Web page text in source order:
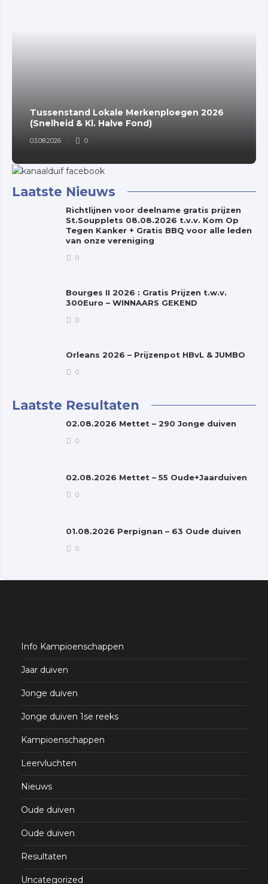
Tussenstand Lokale Merkenploegen 2026
(Snelheid & Kl. Halve Fond)
03.08.2026 0
Laatste Nieuws
Richtlijnen voor deelname gratis prijzen
St.Soupplets 08.08.2026 t.v.v. Kom Op
Tegen Kanker + Gratis BBQ voor alle leden
van onze vereniging
0
Bourges II 2026 : Gratis Prijzen t.w.v.
300Euro – WINNAARS GEKEND
0
Orleans 2026 – Prijzenpot HBvL & JUMBO
0
Laatste Resultaten
02.08.2026 Mettet – 290 Jonge duiven
0
02.08.2026 Mettet – 55 Oude+Jaarduiven
0
01.08.2026 Perpignan – 63 Oude duiven
0
Info Kampioenschappen
Jaar duiven
Jonge duiven
Jonge duiven 1se reeks
Kampioenschappen
Leervluchten
Nieuws
Oude duiven
Oude duiven
Resultaten
Uncategorized